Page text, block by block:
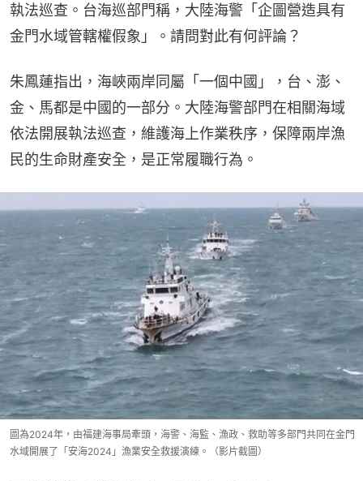
執法巡查。台海巡部門稱，大陸海警「企圖營造具有
金門水域管轄權假象」。請問對此有何評論？
朱鳳蓮指出，海峽兩岸同屬「一個中國」，台、澎、
金、馬都是中國的一部分。大陸海警部門在相關海域
依法開展執法巡查，維護海上作業秩序，保障兩岸漁
民的生命財產安全，是正常履職行為。
圖為2024年，由福建海事局牽頭，海警、海監、漁政、救助等多部門共同在金門
水域開展了「安海2024」漁業安全救援演練。（影片截圖）